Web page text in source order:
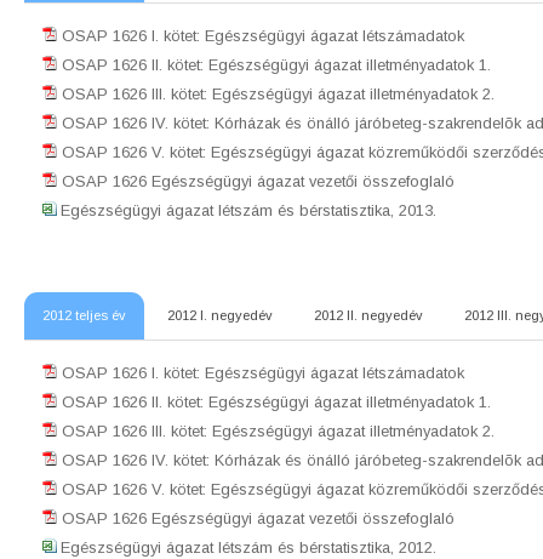
OSAP 1626 I. kötet: Egészségügyi ágazat létszámadatok
OSAP 1626 II. kötet: Egészségügyi ágazat illetményadatok 1.
OSAP 1626 III. kötet: Egészségügyi ágazat illetményadatok 2.
OSAP 1626 IV. kötet: Kórházak és önálló járóbeteg-szakrendelõk
OSAP 1626 V. kötet: Egészségügyi ágazat közreműködői
OSAP 1626 Egészségügyi ágazat vezetői összefoglaló
Egészségügyi ágazat létszám és bérstatisztika, 2013.
2012 teljes év 2012 I. negyedév 2012 II. negyedév 2012 III.
OSAP 1626 I. kötet: Egészségügyi ágazat létszámadatok
OSAP 1626 II. kötet: Egészségügyi ágazat illetményadatok 1.
OSAP 1626 III. kötet: Egészségügyi ágazat illetményadatok 2.
OSAP 1626 IV. kötet: Kórházak és önálló járóbeteg-szakrendelõk
OSAP 1626 V. kötet: Egészségügyi ágazat közreműködői
OSAP 1626 Egészségügyi ágazat vezetői összefoglaló
Egészségügyi ágazat létszám és bérstatisztika, 2012.